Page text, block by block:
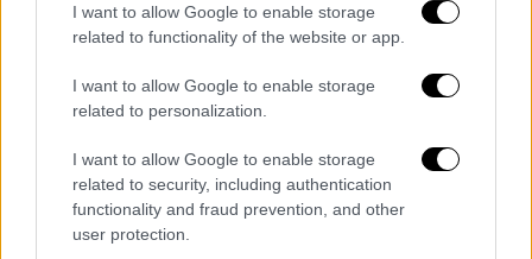
I want to allow Google to enable storage
related to functionality of the website or app.
I want to allow Google to enable storage
related to personalization.
I want to allow Google to enable storage
related to security, including authentication
functionality and fraud prevention, and other
user protection.
ως το «YouTube του πορνό».
Από το 2017 έως το 2020, ο Aylo έλαβε
864.000 δολάριατα οποία οι εσωτερικοί
γνωρίζουν ότι προέρχονταν από τις
επιχειρήσεις σεξουαλικής διακίνησης της
GirlsDoPorn, σύμφωνα με τους εισαγγελείς.